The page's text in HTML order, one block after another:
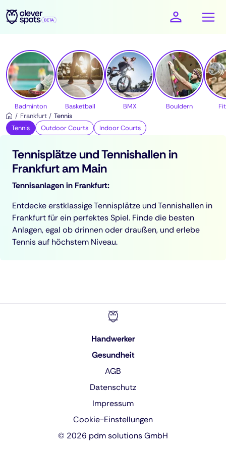
cleverspots - Sport
Badminton Basketball BMX Bouldern
Frankfurt
Tennis
Tennis
Outdoor Courts Indoor Courts
Tennisplätze und Tennishallen in
Frankfurt am Main
Tennisanlagen in Frankfurt:
Entdecke erstklassige Tennisplätze und Tennishallen in
Frankfurt für ein perfektes Spiel. Finde die besten
Anlagen, egal ob drinnen oder draußen, und erlebe
Tennis auf höchstem Niveau.
Handwerker
Gesundheit
AGB
Datenschutz
Impressum
Cookie-Einstellungen
© 2026 pdm solutions GmbH